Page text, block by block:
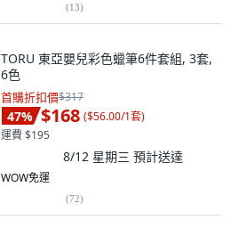
(13)
TORU 東亞嬰兒彩色蠟筆6件套組, 3套,
6色
首購折扣價$317
47% $168 ($56.00/1套)
運費 $195
8/12 星期三 預計送達
WOW免運
(72)